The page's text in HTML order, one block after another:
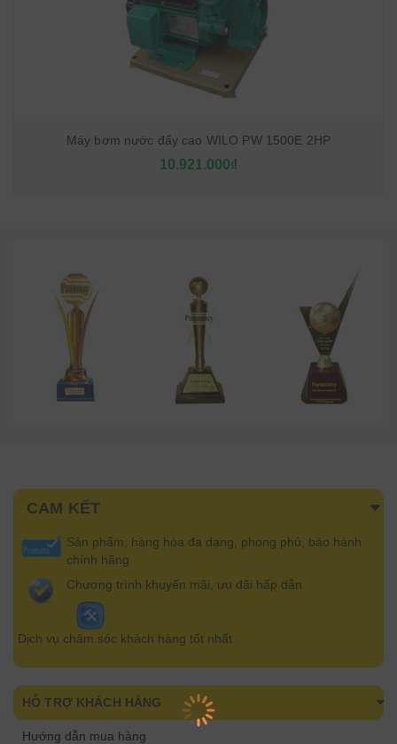
Máy bơm nước đẩy cao WILO PW 1500E 2HP
10.921.000₫
CAM KẾT
Sản phẩm, hàng hóa đa dạng, phong phú, bảo hành
chính hãng
Chương trình khuyến mãi, ưu đãi hấp dẫn
Dịch vụ chăm sóc khách hàng tốt nhất.
HỖ TRỢ KHÁCH HÀNG
Hướng dẫn mua hàng